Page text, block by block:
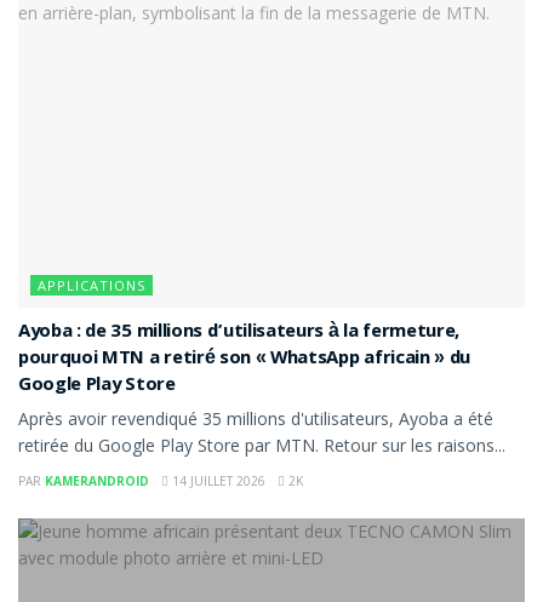
APPLICATIONS
Ayoba : de 35 millions d’utilisateurs à la fermeture,
pourquoi MTN a retiré son « WhatsApp africain » du
Google Play Store
Après avoir revendiqué 35 millions d'utilisateurs, Ayoba a été
retirée du Google Play Store par MTN. Retour sur les raisons...
PAR KAMERANDROID 14 JUILLET 2026 2K